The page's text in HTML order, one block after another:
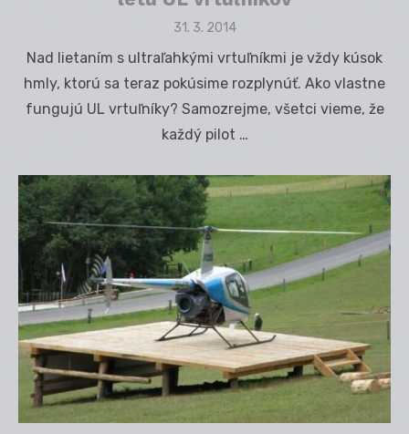
Posted
31. 3. 2014
Nad lietaním s ultraľahkými vrtuľníkmi je vždy kúsok
hmly, ktorú sa teraz pokúsime rozplynúť. Ako vlastne
fungujú UL vrtuľníky? Samozrejme, všetci vieme, že
každý pilot …